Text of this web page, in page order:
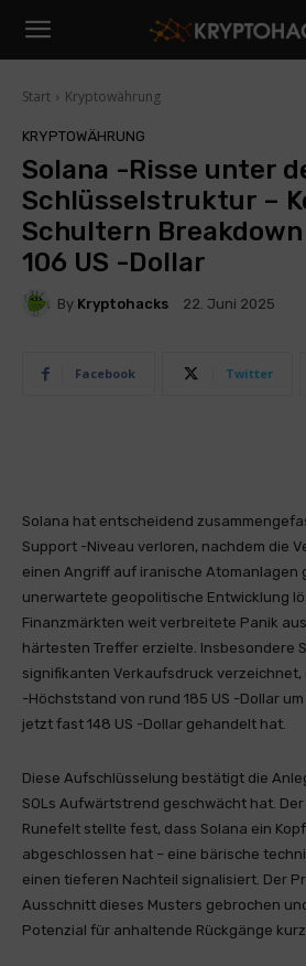
Start Kryptowährung
KRYPTOWÄHRUNG
Solana -Risse unter
Schlüsselstruktur –
Schultern
106 US -Dollar
By Kryptohacks 22. Juni 2025
Facebook Twitter
Solana hat entscheidend
Support -Niveau verloren, nachdem die
einen Angriff auf iranische Atomanlagen
unerwartete geopolitische Entwicklung
Finanzmärkten weit verbreitete Panik
härtesten Treffer erzielte. Insbesondere
signifikanten Verkaufsdruck verzeichnet,
-Höchststand von rund 185 US -Dollar
jetzt fast 148 US -Dollar gehandelt hat.
Diese Aufschlüsselung bestätigt die
SOLs Aufwärtstrend geschwächt hat.
Runefelt stellte fest, dass Solana ein
abgeschlossen hat – eine bärische
einen tieferen Nachteil signalisiert. Der
Ausschnitt dieses Musters gebrochen
Potenzial für anhaltende Rückgänge